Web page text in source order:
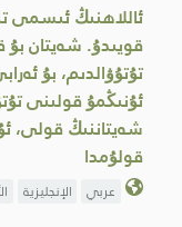
ئاللاھنىڭ ئىسمى
قويىدۇ. شەيتان بۇ
تۇتۇۋالدىم، بۇ
ئۇنىڭمۇ قولىنى
شەيتاننىڭ قولى،
قولۇمدا
عربي الإنجليزية